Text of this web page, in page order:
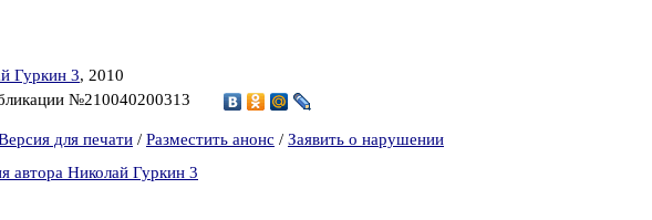
Гуркин 3, 2010
№210040200313
для печати / Разместить анонс / Заявить о нарушении
автора Николай Гуркин 3